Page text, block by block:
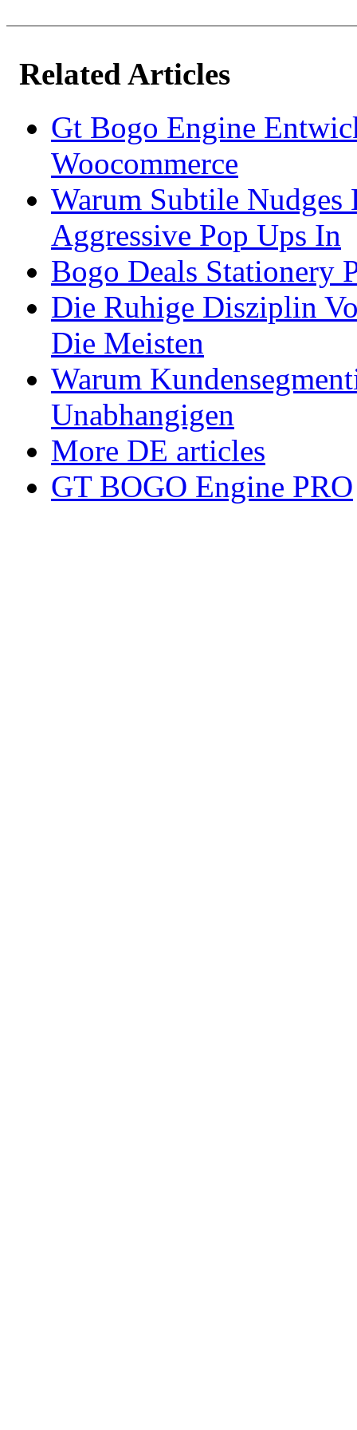
Related Articles
Gt Bogo Engine
Woocommerce
Warum Subtile
Aggressive Pop Ups In
Bogo Deals Stationery
Die Ruhige Disziplin
Die Meisten
Warum
Unabhangigen
More DE articles
GT BOGO Engine PRO